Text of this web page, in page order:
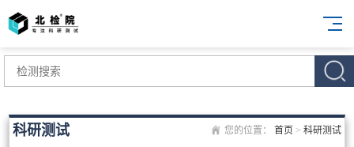
您的位置： 首页 > 科研测试
科研测试